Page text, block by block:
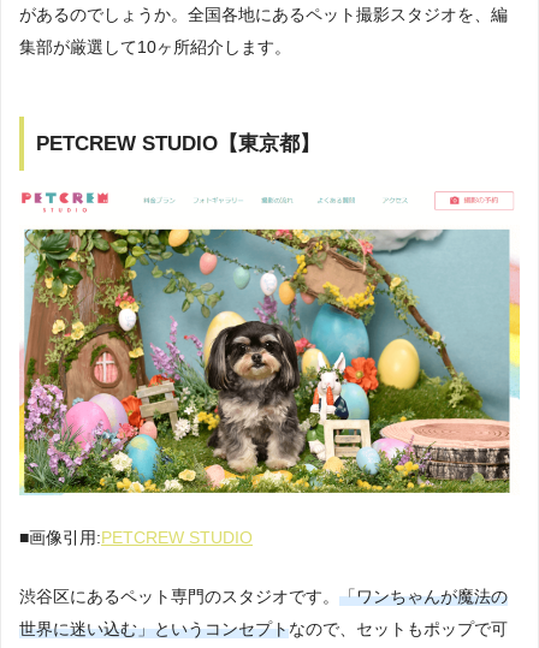
があるのでしょうか。全国各地にあるペット撮影スタジオを、編
集部が厳選して10ヶ所紹介します。
PETCREW STUDIO【東京都】
■画像引用:PETCREW STUDIO
渋谷区にあるペット専門のスタジオです。 「ワンちゃんが魔法の
世界に迷い込む」というコンセプトなので、セットもポップで可